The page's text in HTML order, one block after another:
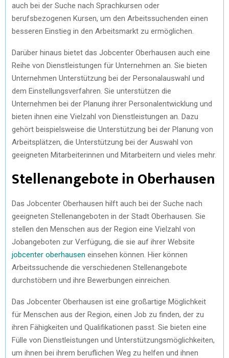
auch bei der Suche nach Sprachkursen oder
berufsbezogenen Kursen, um den Arbeitssuchenden einen
besseren Einstieg in den Arbeitsmarkt zu ermöglichen.
Darüber hinaus bietet das Jobcenter Oberhausen auch eine
Reihe von Dienstleistungen für Unternehmen an. Sie bieten
Unternehmen Unterstützung bei der Personalauswahl und
dem Einstellungsverfahren. Sie unterstützen die
Unternehmen bei der Planung ihrer Personalentwicklung und
bieten ihnen eine Vielzahl von Dienstleistungen an. Dazu
gehört beispielsweise die Unterstützung bei der Planung von
Arbeitsplätzen, die Unterstützung bei der Auswahl von
geeigneten Mitarbeiterinnen und Mitarbeitern und vieles mehr.
Stellenangebote in Oberhausen
Das Jobcenter Oberhausen hilft auch bei der Suche nach
geeigneten Stellenangeboten in der Stadt Oberhausen. Sie
stellen den Menschen aus der Region eine Vielzahl von
Jobangeboten zur Verfügung, die sie auf ihrer Website
jobcenter oberhausen einsehen können. Hier können
Arbeitssuchende die verschiedenen Stellenangebote
durchstöbern und ihre Bewerbungen einreichen.
Das Jobcenter Oberhausen ist eine großartige Möglichkeit
für Menschen aus der Region, einen Job zu finden, der zu
ihren Fähigkeiten und Qualifikationen passt. Sie bieten eine
Fülle von Dienstleistungen und Unterstützungsmöglichkeiten,
um ihnen bei ihrem beruflichen Weg zu helfen und ihnen